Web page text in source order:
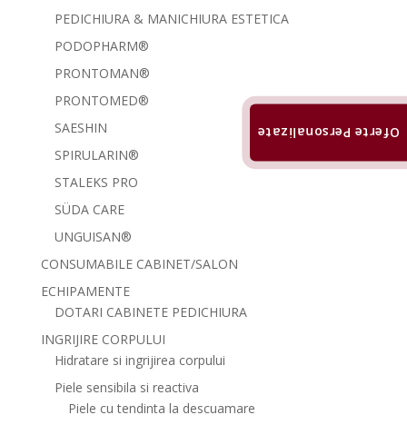
PEDICHIURA & MANICHIURA ESTETICA
PODOPHARM®
PRONTOMAN®
PRONTOMED®
SAESHIN
SPIRULARIN®
STALEKS PRO
SÜDA CARE
UNGUISAN®
CONSUMABILE CABINET/SALON
ECHIPAMENTE
DOTARI CABINETE PEDICHIURA
INGRIJIRE CORPULUI
Hidratare si ingrijirea corpului
Piele sensibila si reactiva
Piele cu tendinta la descuamare
Oferte Personalizate